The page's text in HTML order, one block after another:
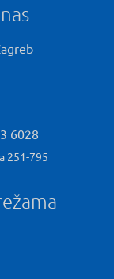
6028
251-795